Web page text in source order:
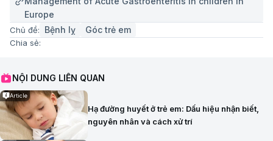
Europe
Chủ đề: Bệnh lỵ Góc trẻ em
Chia sẻ:
NỘI DUNG LIÊN QUAN
Article
Hạ đường huyết ở trẻ em: Dấu hiệu nhận biết,
nguyên nhân và cách xử trí